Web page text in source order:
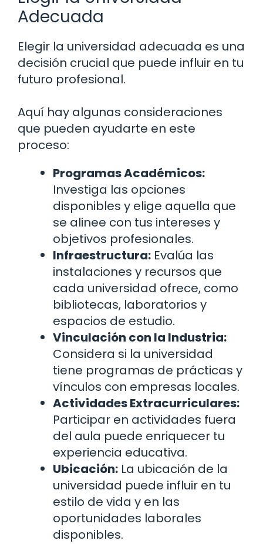
Adecuada
Elegir la universidad adecuada es una
decisión crucial que puede influir en tu
futuro profesional.
Aquí hay algunas consideraciones
que pueden ayudarte en este
proceso:
Programas Académicos:
Investiga las opciones
disponibles y elige aquella que
se alinee con tus intereses y
objetivos profesionales.
Infraestructura: Evalúa las
instalaciones y recursos que
cada universidad ofrece, como
bibliotecas, laboratorios y
espacios de estudio.
Vinculación con la Industria:
Considera si la universidad
tiene programas de prácticas y
vínculos con empresas locales.
Actividades Extracurriculares:
Participar en actividades fuera
del aula puede enriquecer tu
experiencia educativa.
Ubicación: La ubicación de la
universidad puede influir en tu
estilo de vida y en las
oportunidades laborales
disponibles.